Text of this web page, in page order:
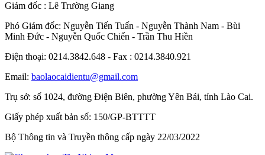
Giám đốc : Lê Trường Giang
Phó Giám đốc: Nguyễn Tiến Tuấn - Nguyễn Thành Nam - Bùi
Minh Đức - Nguyễn Quốc Chiến - Trần Thu Hiền
Điện thoại: 0214.3842.648 - Fax : 0214.3840.921
Email: baolaocaidientu@gmail.com
Trụ sở: số 1024, đường Điện Biên, phường Yên Bái, tỉnh Lào Cai.
Giấy phép xuất bản số: 150/GP-BTTTT
Bộ Thông tin và Truyền thông cấp ngày 22/03/2022